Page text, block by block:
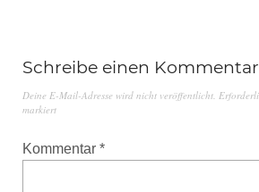
Schreibe einen Kommentar
Deine E-Mail-Adresse wird nicht veröffentlicht.
markiert
Kommentar *